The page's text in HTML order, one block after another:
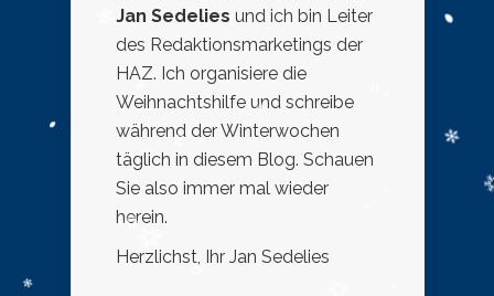
Jan Sedelies und ich bin Leiter
des Redaktionsmarketings der
HAZ. Ich organisiere die
Weihnachtshilfe und schreibe
während der Winterwochen
täglich in diesem Blog. Schauen
Sie also immer mal wieder
herein.
Herzlichst, Ihr Jan Sedelies